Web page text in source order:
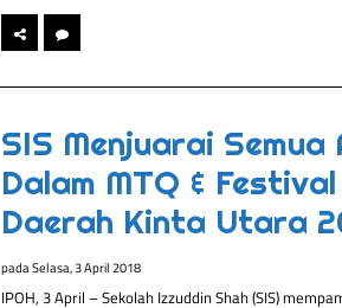
SIS Menjuarai Semua
Dalam MTQ &
Daerah Kinta Utara
padaSelasa, 3 April 2018
IPOH, 3 April – Sekolah Izzuddin Shah (SIS)